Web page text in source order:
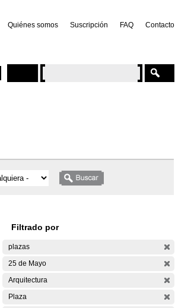
Quiénes somos Suscripción FAQ Contacto
Filtrado por
plazas
25 de Mayo
Arquitectura
Plaza